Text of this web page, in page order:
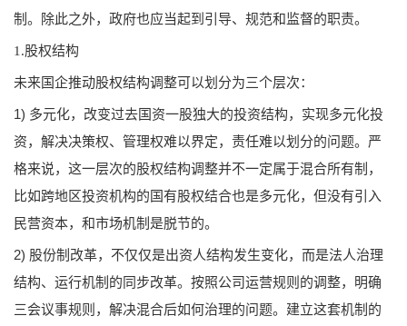
制。除此之外，政府也应当起到引导、规范和监督的职责。
1.股权结构
未来国企推动股权结构调整可以划分为三个层次：
1) 多元化，改变过去国资一股独大的投资结构，实现多元化投
资，解决决策权、管理权难以界定，责任难以划分的问题。严
格来说，这一层次的股权结构调整并不一定属于混合所有制，
比如跨地区投资机构的国有股权结合也是多元化，但没有引入
民营资本，和市场机制是脱节的。
2) 股份制改革，不仅仅是出资人结构发生变化，而是法人治理
结构、运行机制的同步改革。按照公司运营规则的调整，明确
三会议事规则，解决混合后如何治理的问题。建立这套机制的